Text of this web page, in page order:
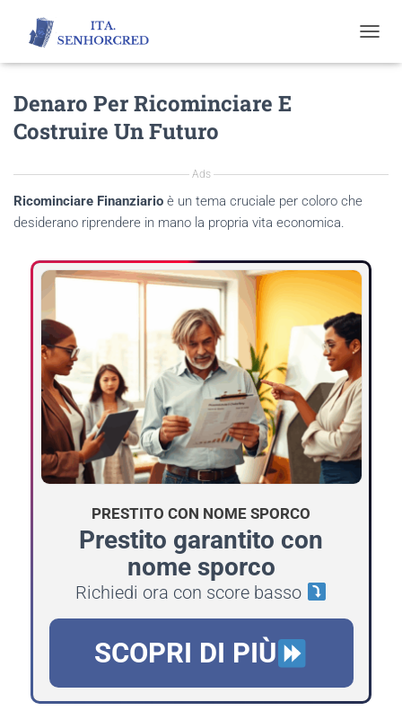
O
I
Denaro Per Ricominciare E
Costruire Un Futuro
Ads
Ricominciare Finanziario è un tema cruciale per coloro che
desiderano riprendere in mano la propria vita economica.
PRESTITO CON NOME SPORCO
Prestito garantito con
nome sporco
Richiedi ora con score basso
SCOPRI DI PIÙ